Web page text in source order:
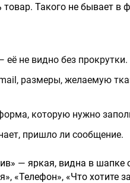
Такого не бывает в
не видно без прокрутки.
размеры, желаемую
которую нужно
пришло ли сообщение.
— яркая, видна в шапке
«Телефон», «Что хотите